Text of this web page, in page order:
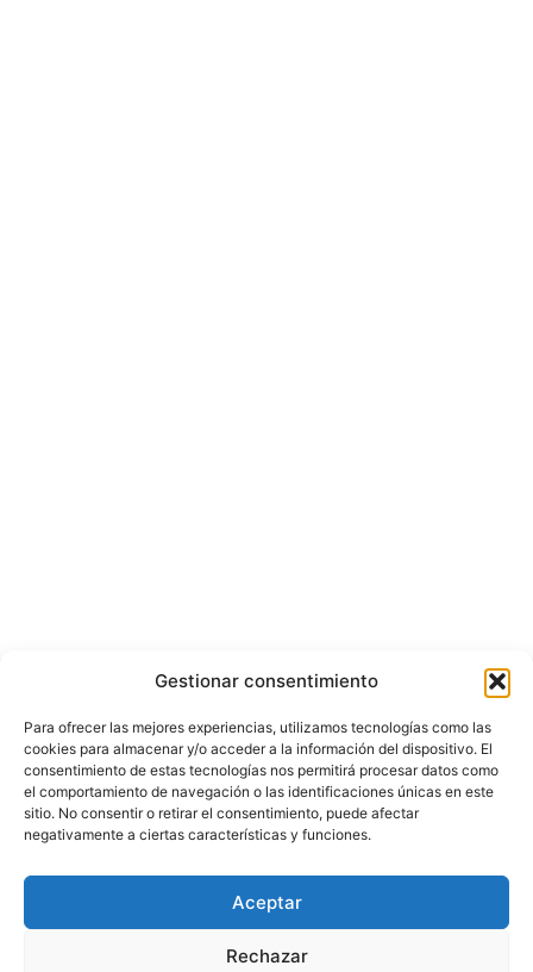
Gestionar consentimiento
Para ofrecer las mejores experiencias, utilizamos tecnologías como las
cookies para almacenar y/o acceder a la información del dispositivo. El
consentimiento de estas tecnologías nos permitirá procesar datos como
el comportamiento de navegación o las identificaciones únicas en este
sitio. No consentir o retirar el consentimiento, puede afectar
negativamente a ciertas características y funciones.
Aceptar
Rechazar
Internacional